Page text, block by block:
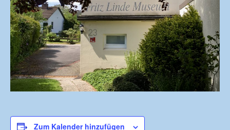
Zum Kalender hinzufügen